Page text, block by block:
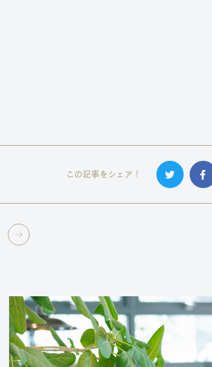
この記事をシェア！